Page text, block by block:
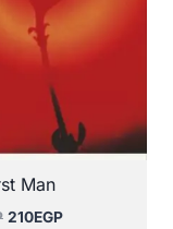
Man
Original
210EGPCurrent